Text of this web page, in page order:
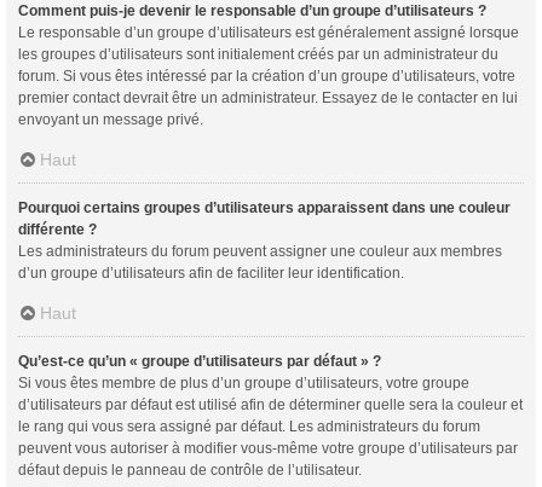
Comment puis-je devenir le responsable d’un groupe d’utilisateurs ?
Le responsable d’un groupe d’utilisateurs est généralement assigné lorsque
les groupes d’utilisateurs sont initialement créés par un administrateur du
forum. Si vous êtes intéressé par la création d’un groupe d’utilisateurs, votre
premier contact devrait être un administrateur. Essayez de le contacter en lui
envoyant un message privé.
Haut
Pourquoi certains groupes d’utilisateurs apparaissent dans une couleur
différente ?
Les administrateurs du forum peuvent assigner une couleur aux membres
d’un groupe d’utilisateurs afin de faciliter leur identification.
Haut
Qu’est-ce qu’un « groupe d’utilisateurs par défaut » ?
Si vous êtes membre de plus d’un groupe d’utilisateurs, votre groupe
d’utilisateurs par défaut est utilisé afin de déterminer quelle sera la couleur et
le rang qui vous sera assigné par défaut. Les administrateurs du forum
peuvent vous autoriser à modifier vous-même votre groupe d’utilisateurs par
défaut depuis le panneau de contrôle de l’utilisateur.